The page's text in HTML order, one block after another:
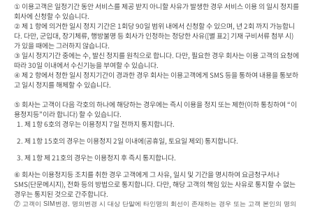
① 이용고객은 일정기간 동안 서비스를 제공 받지 아니할 사유가 발생한 경우 서비스 이용 의 일시 정지를
회사에 신청할 수 있습니다.
② 제 1 항에 의거한 일시 정지 기간은 1회당 90일 범위 내에서 신청할 수 있으며, 년 2회 까지 가능합니
다. 다만, 군입대, 장기체류, 행방불명 등 회사가 인정하는 정당한 사유([별 표2] 기재 구비서류 첨부 시)
가 있을 때에는 그러하지 않습니다.
③ 일시 정지기간 중에는 수, 발신 정지를 원칙으로 합니다. 다만, 필요한 경우 회사는 이용 고객의 요청에
따라 30일 이내에서 수신기능을 부여할 수 있습니다.
④ 제 2 항에서 정한 일시 정지기간이 경과한 경우 회사는 이용고객에게 SMS 등을 통하여 내용을 통보하
고 일시 정지를 해제할 수 있습니다.
⑤ 회사는 고객이 다음 각호의 하나에 해당하는 경우에는 즉시 이용을 정지 또는 제한(이하 통칭하여 “이
용정지등”이라 합니다) 할 수 있습니다.
  1. 제 1항 6호의 경우는 이용정지 7일 전까지 통지합니다.
  3. 제 1항 제 21호의 경우는 이용정지 후 즉시 통지합니다.
⑥ 회사는 이용정지등 조치를 취한 경우 고객에게 그 사유, 일시 및 기간을 명시하여 요금청구서나
SMS(단문메시지), 전화 등의 방법으로 통지합니다. 다만, 해당 고객의 책임 있는 사유로 통지할 수 없는
경우는 통지된 것으로 간주합니다.
⑦ 고객이 SIM변경, 명의변경 시 대상 단말에 타인명의 회선이 존재하는 경우 또는 고객 본인의 명의